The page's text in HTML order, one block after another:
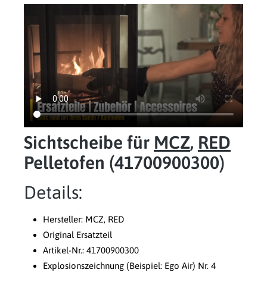
Sichtscheibe für MCZ, RED
Pelletofen (41700900300)
Details:
Hersteller: MCZ, RED
Original Ersatzteil
Artikel-Nr.: 41700900300
Explosionszeichnung (Beispiel: Ego Air) Nr. 4